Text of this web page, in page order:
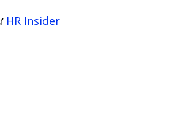
HR Insider